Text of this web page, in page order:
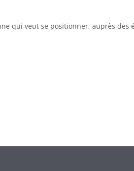
qui veut se positionner, auprès des